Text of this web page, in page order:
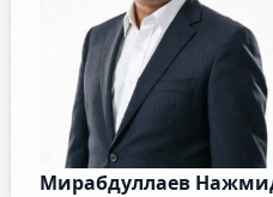
Мирабдуллаев